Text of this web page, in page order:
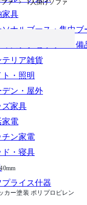
家具
ソナルブース・集中ブ
ィスアクセサリー・備
テリア雑貨
ト・照明
デン・屋外
ズ家具
家電
チン家電
ド・寝具
プライス什器
ァ 1人掛けソファ
カー塗装 ポリプロピレン